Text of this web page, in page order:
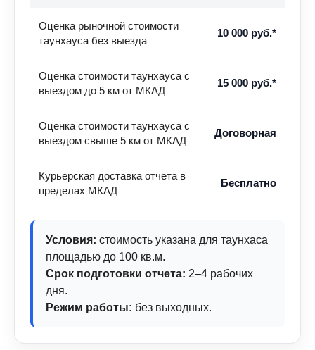
Оценка рыночной стоимости
таунхауса без выезда
10 000 руб.*
Оценка стоимости таунхауса с
выездом до 5 км от МКАД
15 000 руб.*
Оценка стоимости таунхауса с
выездом свыше 5 км от МКАД
Договорная
Курьерская доставка отчета в
пределах МКАД
Бесплатно
Условия: стоимость указана для таунхаса
площадью до 100 кв.м.
Срок подготовки отчета: 2–4 рабочих
дня.
Режим работы: без выходных.